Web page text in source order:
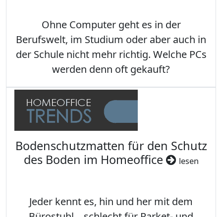
Ohne Computer geht es in der
Berufswelt, im Studium oder aber auch in
der Schule nicht mehr richtig. Welche PCs
werden denn oft gekauft?
Bodenschutzmatten für den Schutz
des Boden im Homeoffice
lesen
Jeder kennt es, hin und her mit dem